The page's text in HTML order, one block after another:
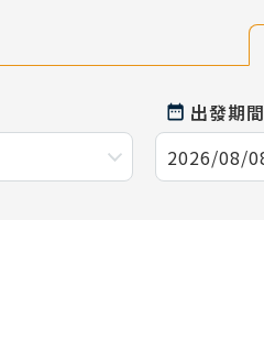
出發期間